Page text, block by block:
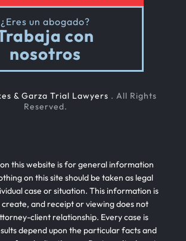
¿Eres un abogado?
con
nosotros
& Garza Trial Lawyers . All Rights
Reserved.
this website is for general information
on this site should be taken as legal
case or situation. This information is
and receipt or viewing does not
client relationship. Every case is
depend upon the particular facts and